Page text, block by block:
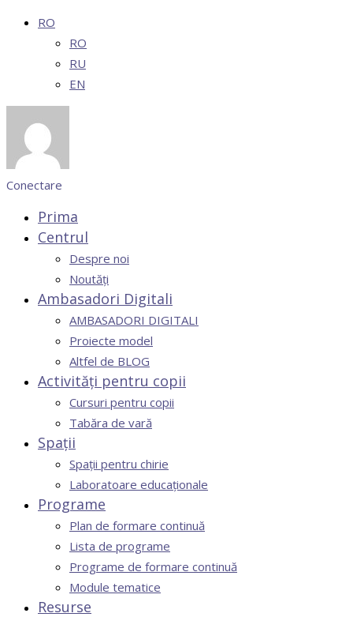
RO
RO
RU
EN
Conectare
Prima
Centrul
Despre noi
Noutăți
Ambasadori Digitali
AMBASADORI DIGITALI
Proiecte model
Altfel de BLOG
Activități pentru copii
Cursuri pentru copii
Tabăra de vară
Spații
Spații pentru chirie
Laboratoare educaționale
Programe
Plan de formare continuă
Lista de programe
Programe de formare continuă
Module tematice
Resurse